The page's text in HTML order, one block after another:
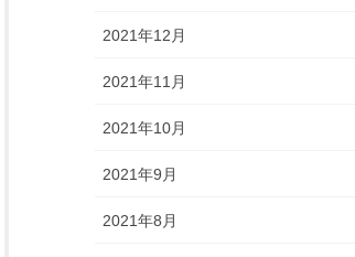
2021年12月
2021年11月
2021年10月
2021年9月
2021年8月